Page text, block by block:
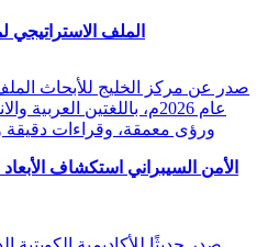
الملف الاستراتيجي
صدر عن مركز الخليج للأبحاث
عام 2026م، باللغتين
ورؤى معمقة، وقراءات دقيقة
الأمن السيبراني استكشاف الأبعاد